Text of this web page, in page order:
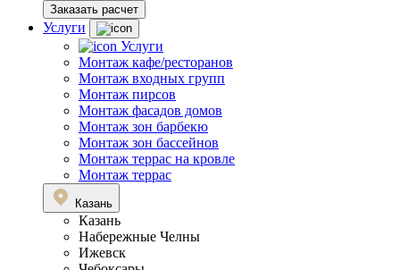
Заказать расчет
Услуги
Услуги
Монтаж кафе/ресторанов
Монтаж входных групп
Монтаж пирсов
Монтаж фасадов домов
Монтаж зон барбекю
Монтаж зон бассейнов
Монтаж террас на кровле
Монтаж террас
Казань
Казань
Набережные Челны
Ижевск